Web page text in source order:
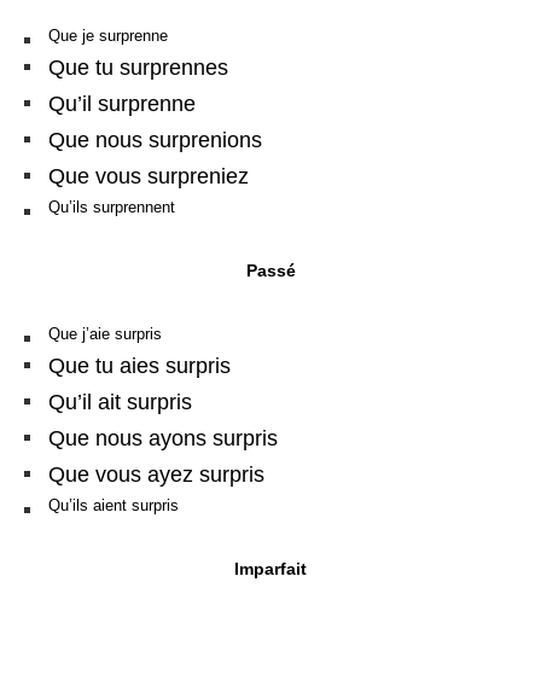
Que je surprenne
Que tu surprennes
Qu’il surprenne
Que nous surprenions
Que vous surpreniez
Qu’ils surprennent
Passé
Que j’aie surpris
Que tu aies surpris
Qu’il ait surpris
Que nous ayons surpris
Que vous ayez surpris
Qu’ils aient surpris
Imparfait